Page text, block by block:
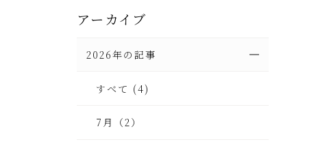
アーカイブ
2026年の記事
すべて (4)
7月（2）